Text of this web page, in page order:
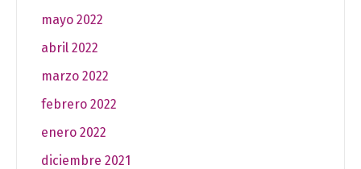
mayo 2022
abril 2022
marzo 2022
febrero 2022
enero 2022
diciembre 2021